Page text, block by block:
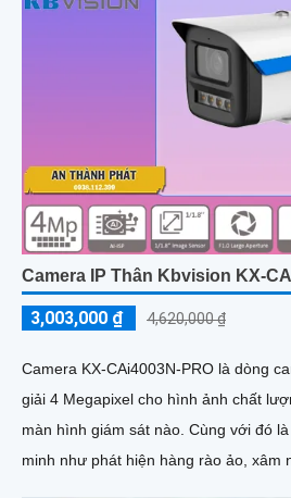
Camera IP Thân Kbvision KX-
3,003,000 ₫ 4,620,000 ₫
Camera KX-CAi4003N-PRO là dòng
giải 4 Megapixel cho hình ảnh chất
màn hình giám sát nào. Cùng với đó
minh như phát hiện hàng rào ảo, xâm